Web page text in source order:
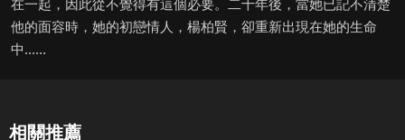
在一起，因此從不覺得有這個必要。二十年後，當她已記不清楚
他的面容時，她的初戀情人，楊柏賢，卻重新出現在她的生命
中......
相關推薦